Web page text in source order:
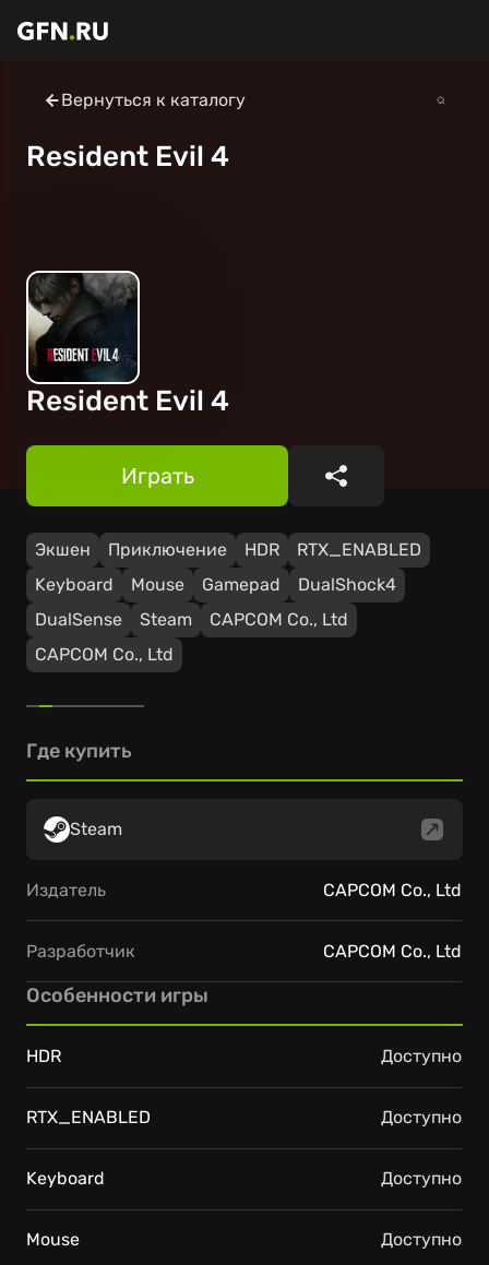
Вернуться к каталогу
Resident Evil 4
Resident Evil 4
Экшен Приключение HDR
RTX_ENABLED
Keyboard
Mouse Gamepad
DualShock4
DualSense
Steam
CAPCOM Co., Ltd
CAPCOM Co., Ltd
Играть Поделиться
Где купить
Steam
Издатель CAPCOM Co., Ltd
Разработчик CAPCOM Co., Ltd
Особенности игры
HDR Доступно
RTX_ENABLED Доступно
Keyboard Доступно
Mouse Доступно